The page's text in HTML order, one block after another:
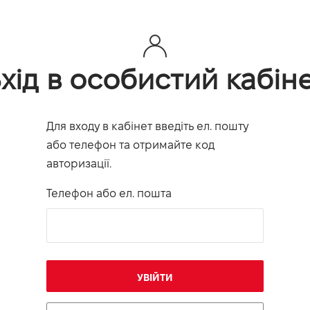
в особистий
Для входу в кабінет введіть ел. пошту
або телефон та отримайте код
авторизації.
Телефон або ел. пошта
УВІЙТИ